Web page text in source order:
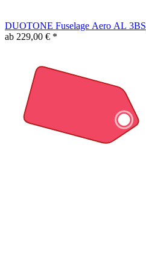
DUOTONE Fuselage Aero AL 3BS
ab 229,00 € *